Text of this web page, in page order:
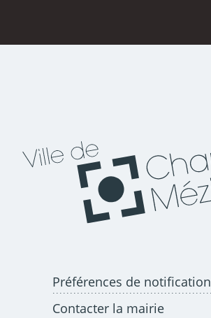
Préférences de notification
Contacter la mairie